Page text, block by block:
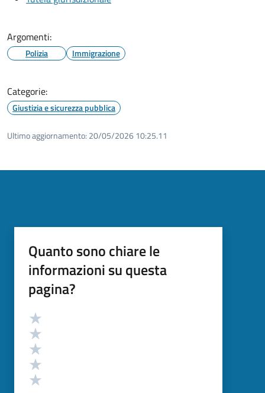
Argomenti:
Polizia Immigrazione
Categorie:
Giustizia e sicurezza pubblica
Ultimo aggiornamento: 20/05/2026 10:25.11
Quanto sono chiare le
informazioni su questa
pagina?
Valutazione